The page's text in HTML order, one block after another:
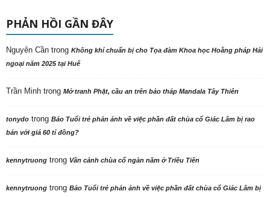
PHẢN HỒI GẦN ĐÂY
Nguyên Cần trong Không khí chuẩn bị cho Tọa đàm Khoa học Hoằng pháp Hải
ngoại năm 2025 tại Huế
Trần Minh trong Mở tranh Phật, cầu an trên bảo tháp Mandala Tây Thiên
tonydo trong Báo Tuổi trẻ phản ảnh về việc phần đất chùa cổ Giác Lâm bị rao
bán với giá 60 tỉ đồng?
kennytruong trong Vãn cảnh chùa cổ ngàn năm ở Triều Tiên
kennytruong trong Báo Tuổi trẻ phản ảnh về việc phần đất chùa cổ Giác Lâm bị